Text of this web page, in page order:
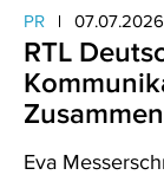
PR
RTL
Eva